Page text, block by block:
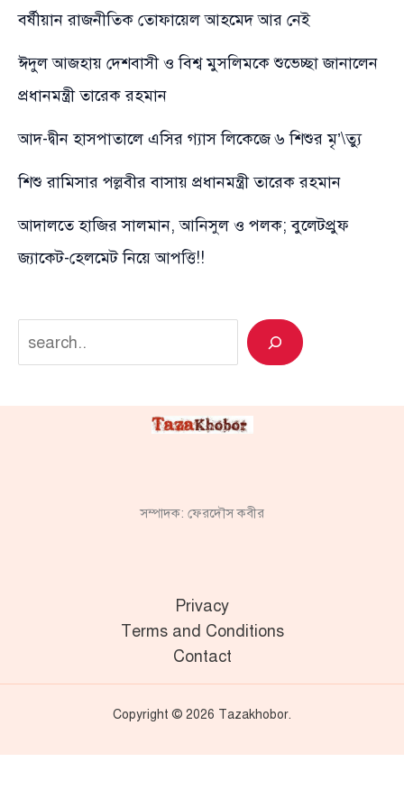
বর্ষীয়ান রাজনীতিক তোফায়েল আহমেদ আর নেই
ঈদুল আজহায় দেশবাসী ও বিশ্ব মুসলিমকে শুভেচ্ছা জানালেন
প্রধানমন্ত্রী তারেক রহমান
আদ-দ্বীন হাসপাতালে এসির গ্যাস লিকেজে ৬ শিশুর মৃ’\ত্যু
শিশু রামিসার পল্লবীর বাসায় প্রধানমন্ত্রী তারেক রহমান
আদালতে হাজির সালমান, আনিসুল ও পলক; বুলেটপ্রুফ
জ্যাকেট-হেলমেট নিয়ে আপত্তি!!
Search
সম্পাদক: ফেরদৌস কবীর
Privacy
Terms and Conditions
Contact
Copyright © 2026 Tazakhobor.